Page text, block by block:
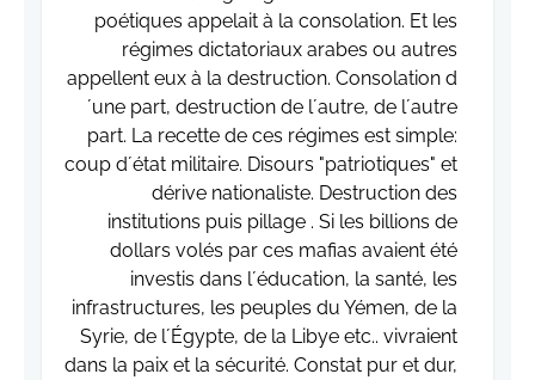
poétiques appelait à la consolation. Et les
régimes dictatoriaux arabes ou autres
appellent eux à la destruction. Consolation d
´une part, destruction de l´autre, de l´autre
part. La recette de ces régimes est simple:
coup d´état militaire. Disours "patriotiques" et
dérive nationaliste. Destruction des
institutions puis pillage . Si les billions de
dollars volés par ces mafias avaient été
investis dans l´éducation, la santé, les
infrastructures, les peuples du Yémen, de la
Syrie, de l´Égypte, de la Libye etc.. vivraient
dans la paix et la sécurité. Constat pur et dur,